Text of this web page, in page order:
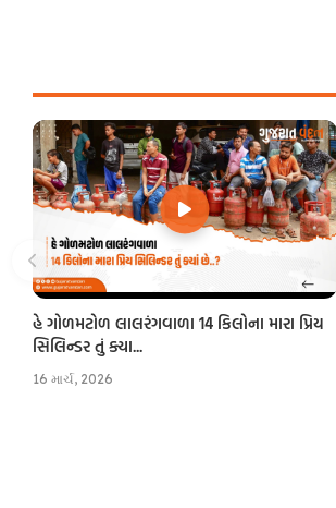
હે ગોળમટોળ લાલરંગવાળા 14 કિલોના મારા પ્રિય
સિલિન્ડર તું ક્યા...
16 માર્ચ, 2026